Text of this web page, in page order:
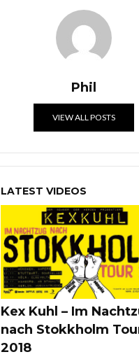
Phil
VIEW ALL POSTS
LATEST VIDEOS
Kex Kuhl – Im
nach Stokkholm
2018